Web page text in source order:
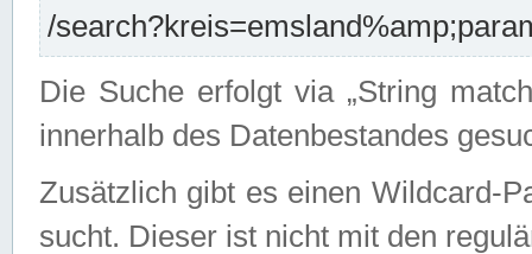
/
Die Suche erfolgt via „String
innerhalb des Datenbestandes
Zusätzlich gibt es einen Wildcard-
sucht. Dieser ist nicht mit den